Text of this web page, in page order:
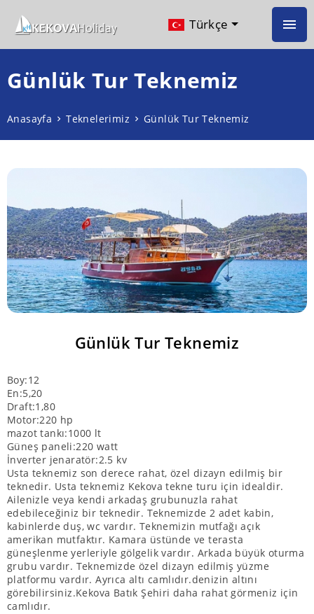
Türkçe
Günlük Tur Teknemiz
Anasayfa Teknelerimiz Günlük Tur Teknemiz
Günlük Tur Teknemiz
Boy:12
En:5,20
Draft:1,80
Motor:220 hp
mazot tankı:1000 lt
Güneş paneli:220 watt
İnverter jenaratör:2.5 kv
Usta teknemiz son derece rahat, özel dizayn edilmiş bir
teknedir. Usta teknemiz Kekova tekne turu için idealdir.
Ailenizle veya kendi arkadaş grubunuzla rahat
edebileceğiniz bir teknedir. Teknemizde 2 adet kabin,
kabinlerde duş, wc vardır. Teknemizin mutfağı açık
amerikan mutfaktır. Kamara üstünde ve terasta
güneşlenme yerleriyle gölgelik vardır. Arkada büyük oturma
grubu vardır. Teknemizde özel dizayn edilmiş yüzme
platformu vardır. Ayrıca altı camlıdır.denizin altını
görebilirsiniz.Kekova Batık Şehiri daha rahat görmeniz için
camlıdır.